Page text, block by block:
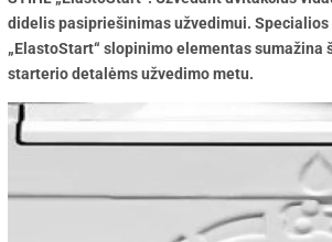
didelis pasipriešinimas užvedimui. Specialios
„ElastoStart“ slopinimo elementas sumažina
starterio detalėms užvedimo metu.